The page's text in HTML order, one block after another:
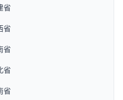
省
省
省
省
省